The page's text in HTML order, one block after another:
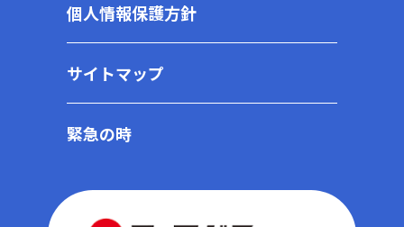
個人情報保護方針
サイトマップ
緊急の時